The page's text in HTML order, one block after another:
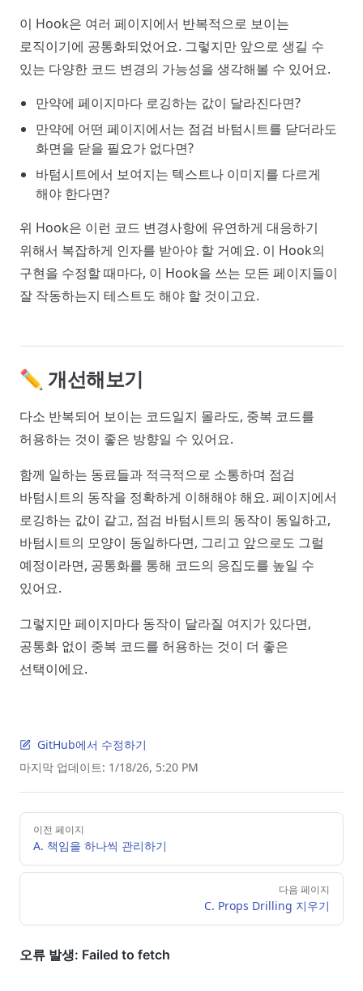
이 Hook은 여러 페이지에서 반복적으로 보이는
로직이기에 공통화되었어요. 그렇지만 앞으로 생길 수
있는 다양한 코드 변경의 가능성을 생각해볼 수 있어요.
만약에 페이지마다 로깅하는 값이 달라진다면?
만약에 어떤 페이지에서는 점검 바텀시트를 닫더라도
화면을 닫을 필요가 없다면?
바텀시트에서 보여지는 텍스트나 이미지를 다르게
해야 한다면?
위 Hook은 이런 코드 변경사항에 유연하게 대응하기
위해서 복잡하게 인자를 받아야 할 거예요. 이 Hook의
구현을 수정할 때마다, 이 Hook을 쓰는 모든 페이지들이
잘 작동하는지 테스트도 해야 할 것이고요.
✏️ 개선해보기
다소 반복되어 보이는 코드일지 몰라도, 중복 코드를
허용하는 것이 좋은 방향일 수 있어요.
함께 일하는 동료들과 적극적으로 소통하며 점검
바텀시트의 동작을 정확하게 이해해야 해요. 페이지에서
로깅하는 값이 같고, 점검 바텀시트의 동작이 동일하고,
바텀시트의 모양이 동일하다면, 그리고 앞으로도 그럴
예정이라면, 공통화를 통해 코드의 응집도를 높일 수
있어요.
그렇지만 페이지마다 동작이 달라질 여지가 있다면,
공통화 없이 중복 코드를 허용하는 것이 더 좋은
선택이에요.
GitHub에서 수정하기
마지막 업데이트: 1/18/26, 5:20 PM
Pager이전 페이지
A. 책임을 하나씩 관리하기
다음 페이지
C. Props Drilling 지우기